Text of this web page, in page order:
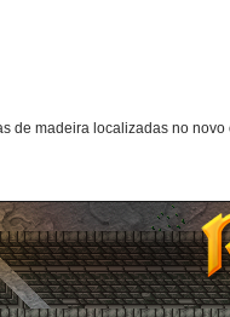
de madeira localizadas no